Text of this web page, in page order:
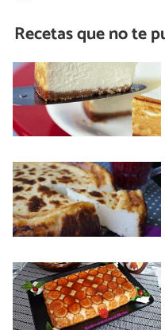
Recetas que no te